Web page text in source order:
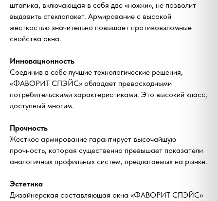
штапика, включающая в себя две «ножки», не позволит
выдавить стеклопакет. Армирование с высокой
жесткостью значительно повышает противовзломные
свойства окна.
Инновационность
Соединив в себе лучшие технологические решения,
«ФАВОРИТ СПЭЙС» обладает превосходными
потребительскими характеристиками. Это высокий класс,
доступный многим.
Прочность
Жесткое армирование гарантирует высочайшую
прочность, которая существенно превышает показатели
аналогичных профильных систем, предлагаемых на рынке.
Эстетика
Дизайнерская составляющая окна «ФАВОРИТ СПЭЙС»
✺Окна. Люди,
Мы верим, что окна влияют на
качество жизни больше, чем кажется.